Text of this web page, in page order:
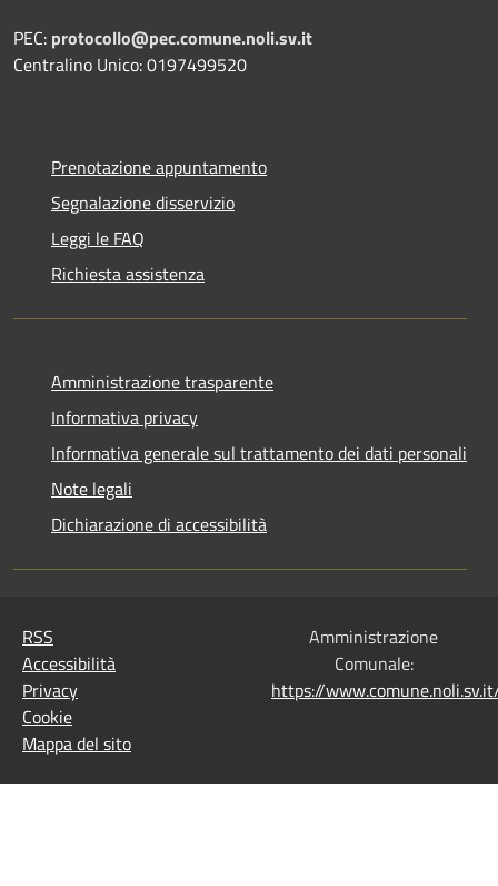
PEC: protocollo@pec.comune.noli.sv.it
Centralino Unico: 0197499520
Prenotazione appuntamento
Segnalazione disservizio
Leggi le FAQ
Richiesta assistenza
Amministrazione trasparente
Informativa privacy
Informativa generale sul trattamento dei dati personali
Note legali
Dichiarazione di accessibilità
RSS
Accessibilità
Privacy
Cookie
Mappa del sito
Amministrazione
Comunale:
https://